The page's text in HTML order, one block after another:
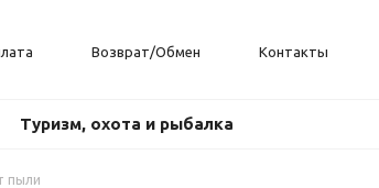
Возврат/Обмен Контакты
Туризм, охота и рыбалка
пыли